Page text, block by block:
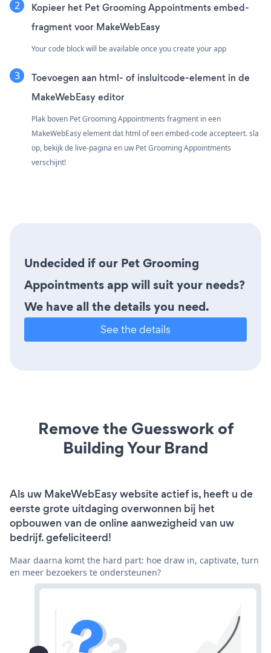
Kopieer het Pet Grooming Appointments embed-
fragment voor MakeWebEasy
Your code block will be available once you create your app
Toevoegen aan html- of insluitcode-element in de
MakeWebEasy editor
Plak boven Pet Grooming Appointments fragment in een
MakeWebEasy element dat html of een embed-code accepteert. sla
op, bekijk de live-pagina en uw Pet Grooming Appointments
verschijnt!
Undecided if our Pet Grooming
Appointments app will suit your needs?
We have all the details you need.
See the details
Remove the Guesswork of
Building Your Brand
Als uw MakeWebEasy website actief is, heeft u de
eerste grote uitdaging overwonnen bij het
opbouwen van de online aanwezigheid van uw
bedrijf. gefeliciteerd!
Maar daarna komt the hard part: hoe draw in, captivate, turn
en meer bezoekers te ondersteunen?